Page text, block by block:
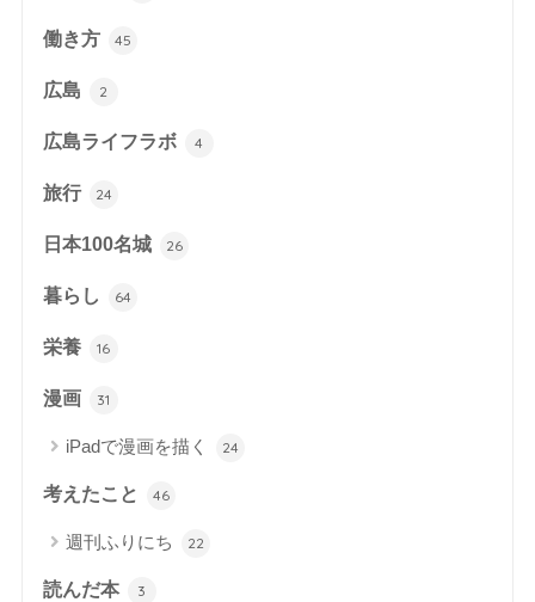
働き方 45
広島 2
広島ライフラボ 4
旅行 24
日本100名城 26
暮らし 64
栄養 16
漫画 31
iPadで漫画を描く 24
考えたこと 46
週刊ふりにち 22
読んだ本 3